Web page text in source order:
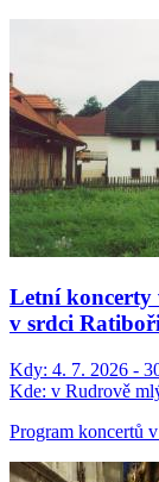
Letní koncerty
v srdci
Kdy: 4. 7. 2026 -
Kde: v Rudrově
Program koncertů